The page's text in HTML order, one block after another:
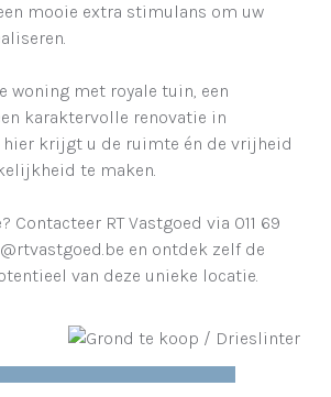
mooie extra stimulans om uw
woning met royale tuin, een
karaktervolle renovatie in
hier krijgt u de ruimte én de vrijheid
te maken.
Contacteer RT Vastgoed via 011 69
en ontdek zelf de
van deze unieke locatie.